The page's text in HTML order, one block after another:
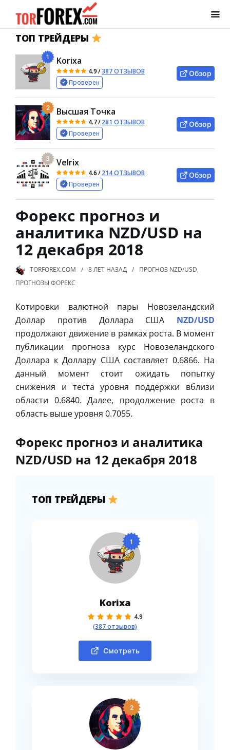
ТОП ТРЕЙДЕРЫ
1 Korixa
4.9/387 ОТЗЫВОВ
Проверен
Обзор
2 Высшая Точка
4.7/281 ОТЗЫВОВ
Проверен
Обзор
3 Velrix
4.6/214 ОТЗЫВОВ
Проверен
Обзор
Форекс прогноз и
аналитика NZD/USD на
12 декабря 2018
TORFOREX.COM 8 ЛЕТ НАЗАД ПРОГНОЗ NZD/USD,
ПРОГНОЗЫ ФОРЕКС
Котировки валютной пары Новозеландский
Доллар против Доллара США NZD/USD
продолжают движение в рамках роста. В момент
публикации прогноза курс Новозеландского
Доллара к Доллару США составляет 0.6866. На
данный момент стоит ожидать попытку
снижения и теста уровня поддержки вблизи
области 0.6840. Далее, продолжение роста в
область выше уровня 0.7055.
Форекс прогноз и аналитика
NZD/USD на 12 декабря 2018
ТОП ТРЕЙДЕРЫ
1
Korixa
4.9
(387 отзывов)
Смотреть
2